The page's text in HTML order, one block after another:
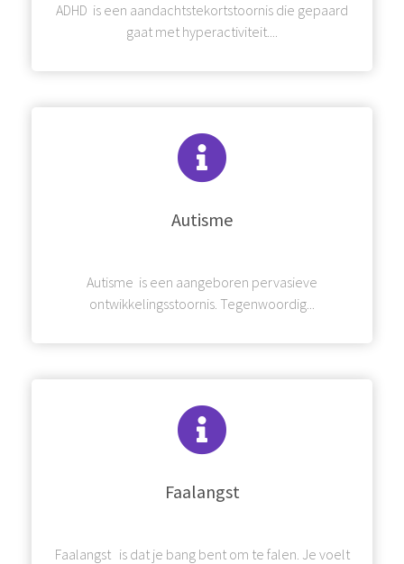
ADHD is een aandachtstekortstoornis die gepaard
gaat met hyperactiviteit....
Autisme
Autisme is een aangeboren pervasieve
ontwikkelingsstoornis. Tegenwoordig...
Faalangst
Faalangst is dat je bang bent om te falen. Je voelt